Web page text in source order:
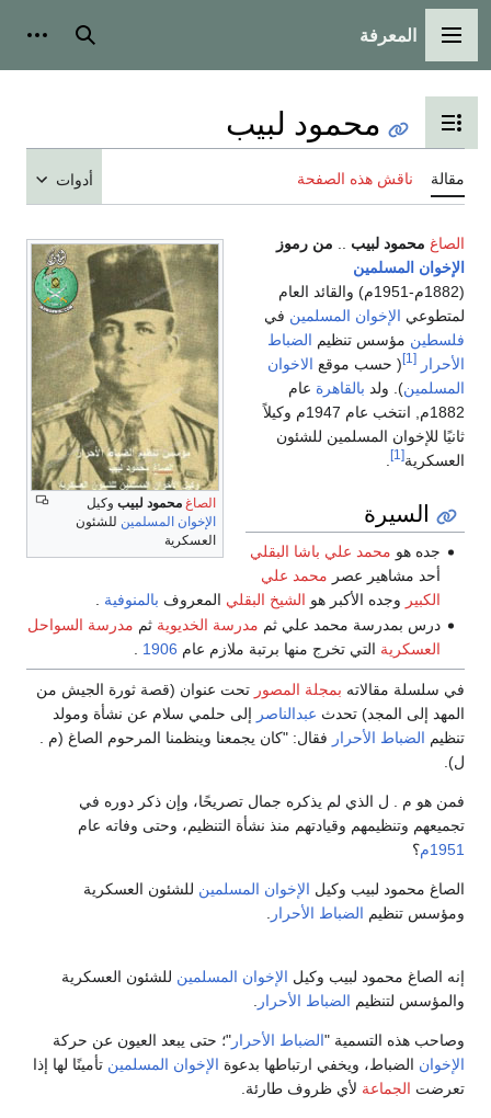
القائمة الرئيسية
المعرفة بحث
تبديل عرض جدول المحتويات
محمود لبيب
مقالة ناقش هذه الصفحة أدوات
الصاغ محمود لبيب وكيل
الإخوان المسلمين للشئون
العسكرية
الصاغ محمود لبيب
من رموز
الإخوان المسلمين
(1882م-1951م) والقائد العام
لمتطوعي الإخوان المسلمين في
فلسطين مؤسس تنظيم الضباط
الأحرار
[1] ( حسب موقع الاخوان
المسلمين). ولد بالقاهرة عام
1882م, انتخب عام 1947م وكيلاً
ثانيًا للإخوان المسلمين للشئون
العسكرية[1]
السيرة
جده هو محمد علي باشا البقلي
أحد مشاهير عصر محمد علي
الكبير وجده الأكبر هو الشيخ البقلي المعروف بالمنوفية
درس بمدرسة محمد علي ثم مدرسة الخديوية ثم مدرسة السواحل
العسكرية التي تخرج منها برتبة ملازم عام 1906
في سلسلة مقالاته بمجلة المصور تحت عنوان (قصة ثورة الجيش من
المهد إلى المجد) تحدث عبدالناصر إلى حلمي سلام عن نشأة ومولد
تنظيم الضباط الأحرار فقال: "كان يجمعنا وينظمنا المرحوم الصاغ (م .
ل).
فمن هو م . ل الذي لم يذكره جمال تصريحًا، وإن ذكر دوره في
تجميعهم وتنظيمهم وقيادتهم منذ نشأة التنظيم، وحتى وفاته عام
1951م
؟
الصاغ محمود لبيب وكيل الإخوان المسلمين للشئون العسكرية
ومؤسس تنظيم الضباط الأحرار
إنه الصاغ محمود لبيب وكيل الإخوان المسلمين للشئون العسكرية
والمؤسس لتنظيم الضباط الأحرار
وصاحب هذه التسمية "الضباط الأحرار "؛ حتى يبعد العيون عن حركة
الإخوان الضباط، ويخفي ارتباطها بدعوة الإخوان المسلمين تأمينًا لها إذا
تعرضت الجماعة لأي ظروف طارئة.